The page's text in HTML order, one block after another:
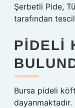
Şerbetli Pide,
tarafından
PIDELI
Bursa pideli